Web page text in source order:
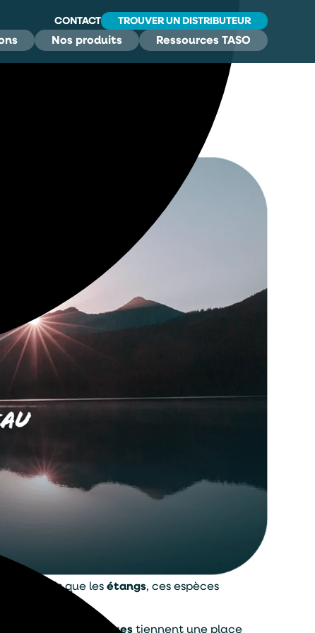
CONTACT TROUVER UN DISTRIBUTEUR
Nos produits Ressources TASO
milieux tels que lesétangs, ces espèces
oiseaux aquatiquestiennent une place